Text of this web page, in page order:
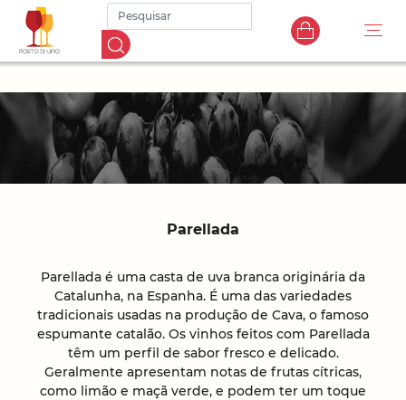
Parellada
Parellada é uma casta de uva branca originária da
Catalunha, na Espanha. É uma das variedades
tradicionais usadas na produção de Cava, o famoso
espumante catalão. Os vinhos feitos com Parellada
têm um perfil de sabor fresco e delicado.
Geralmente apresentam notas de frutas cítricas,
como limão e maçã verde, e podem ter um toque